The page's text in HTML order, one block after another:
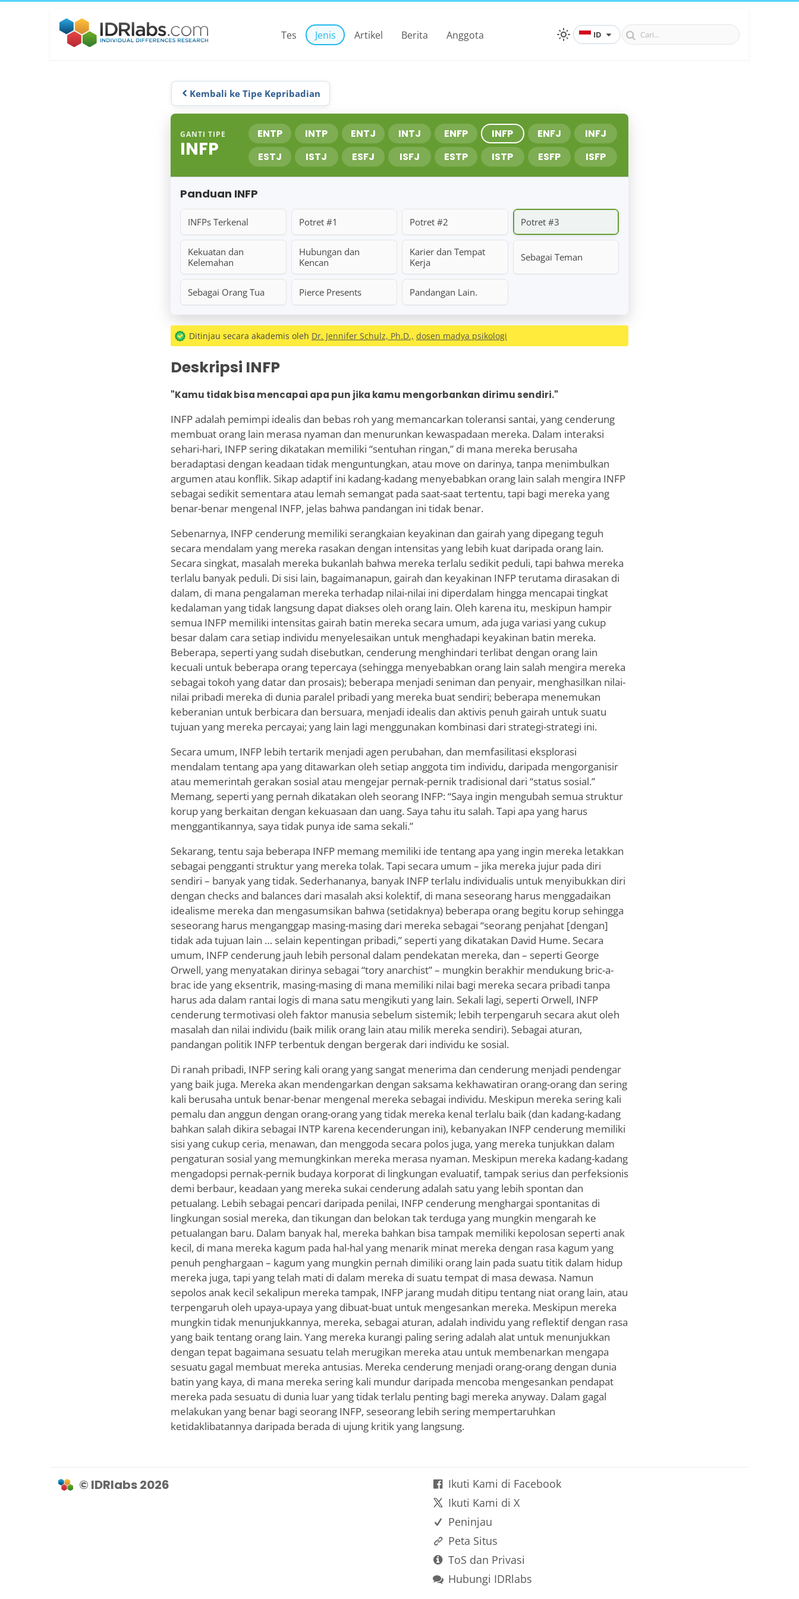
Tes Jenis Artikel Berita Anggota ID
Kembali ke Tipe Kepribadian
GANTI TIPE
INFP
ENTP INTP ENTJ INTJ ENFP INFP ENFJ
INFJ
ESTJ
ISTJ ESFJ ISFJ ESTP ISTP ESFP ISFP
Panduan INFP
INFPs Terkenal Potret #1 Potret #2 Potret #3
Kekuatan dan
Kelemahan
Hubungan dan
Kencan
Karier dan Tempat
Kerja
Sebagai Teman
Sebagai Orang Tua Pierce Presents Pandangan Lain.
Ditinjau secara akademis oleh Dr. Jennifer Schulz, Ph.D., dosen madya psikologi
Deskripsi INFP
"Kamu tidak bisa mencapai apa pun jika kamu mengorbankan dirimu sendiri."
INFP adalah pemimpi idealis dan bebas roh yang memancarkan toleransi santai, yang cenderung
membuat orang lain merasa nyaman dan menurunkan kewaspadaan mereka. Dalam interaksi
sehari-hari, INFP sering dikatakan memiliki “sentuhan ringan,” di mana mereka berusaha
beradaptasi dengan keadaan tidak menguntungkan, atau move on darinya, tanpa menimbulkan
argumen atau konflik. Sikap adaptif ini kadang-kadang menyebabkan orang lain salah mengira INFP
sebagai sedikit sementara atau lemah semangat pada saat-saat tertentu, tapi bagi mereka yang
benar-benar mengenal INFP, jelas bahwa pandangan ini tidak benar.
Sebenarnya, INFP cenderung memiliki serangkaian keyakinan dan gairah yang dipegang teguh
secara mendalam yang mereka rasakan dengan intensitas yang lebih kuat daripada orang lain.
Secara singkat, masalah mereka bukanlah bahwa mereka terlalu sedikit peduli, tapi bahwa mereka
terlalu banyak peduli. Di sisi lain, bagaimanapun, gairah dan keyakinan INFP terutama dirasakan di
dalam, di mana pengalaman mereka terhadap nilai-nilai ini diperdalam hingga mencapai tingkat
kedalaman yang tidak langsung dapat diakses oleh orang lain. Oleh karena itu, meskipun hampir
semua INFP memiliki intensitas gairah batin mereka secara umum, ada juga variasi yang cukup
besar dalam cara setiap individu menyelesaikan untuk menghadapi keyakinan batin mereka.
Beberapa, seperti yang sudah disebutkan, cenderung menghindari terlibat dengan orang lain
kecuali untuk beberapa orang tepercaya (sehingga menyebabkan orang lain salah mengira mereka
sebagai tokoh yang datar dan prosais); beberapa menjadi seniman dan penyair, menghasilkan nilai-
nilai pribadi mereka di dunia paralel pribadi yang mereka buat sendiri; beberapa menemukan
keberanian untuk berbicara dan bersuara, menjadi idealis dan aktivis penuh gairah untuk suatu
tujuan yang mereka percayai; yang lain lagi menggunakan kombinasi dari strategi-strategi ini.
Secara umum, INFP lebih tertarik menjadi agen perubahan, dan memfasilitasi eksplorasi
mendalam tentang apa yang ditawarkan oleh setiap anggota tim individu, daripada mengorganisir
atau memerintah gerakan sosial atau mengejar pernak-pernik tradisional dari “status sosial.”
Memang, seperti yang pernah dikatakan oleh seorang INFP: “Saya ingin mengubah semua struktur
korup yang berkaitan dengan kekuasaan dan uang. Saya tahu itu salah. Tapi apa yang harus
menggantikannya, saya tidak punya ide sama sekali.”
Sekarang, tentu saja beberapa INFP memang memiliki ide tentang apa yang ingin mereka letakkan
sebagai pengganti struktur yang mereka tolak. Tapi secara umum – jika mereka jujur pada diri
sendiri – banyak yang tidak. Sederhananya, banyak INFP terlalu individualis untuk menyibukkan diri
dengan checks and balances dari masalah aksi kolektif, di mana seseorang harus menggadaikan
idealisme mereka dan mengasumsikan bahwa (setidaknya) beberapa orang begitu korup sehingga
seseorang harus menganggap masing-masing dari mereka sebagai “seorang penjahat [dengan]
tidak ada tujuan lain … selain kepentingan pribadi,” seperti yang dikatakan David Hume. Secara
umum, INFP cenderung jauh lebih personal dalam pendekatan mereka, dan – seperti George
Orwell, yang menyatakan dirinya sebagai “tory anarchist” – mungkin berakhir mendukung bric-a-
brac ide yang eksentrik, masing-masing di mana memiliki nilai bagi mereka secara pribadi tanpa
harus ada dalam rantai logis di mana satu mengikuti yang lain. Sekali lagi, seperti Orwell, INFP
cenderung termotivasi oleh faktor manusia sebelum sistemik; lebih terpengaruh secara akut oleh
masalah dan nilai individu (baik milik orang lain atau milik mereka sendiri). Sebagai aturan,
pandangan politik INFP terbentuk dengan bergerak dari individu ke sosial.
Di ranah pribadi, INFP sering kali orang yang sangat menerima dan cenderung menjadi pendengar
yang baik juga. Mereka akan mendengarkan dengan saksama kekhawatiran orang-orang dan sering
kali berusaha untuk benar-benar mengenal mereka sebagai individu. Meskipun mereka sering kali
pemalu dan anggun dengan orang-orang yang tidak mereka kenal terlalu baik (dan kadang-kadang
bahkan salah dikira sebagai INTP karena kecenderungan ini), kebanyakan INFP cenderung memiliki
sisi yang cukup ceria, menawan, dan menggoda secara polos juga, yang mereka tunjukkan dalam
pengaturan sosial yang memungkinkan mereka merasa nyaman. Meskipun mereka kadang-kadang
mengadopsi pernak-pernik budaya korporat di lingkungan evaluatif, tampak serius dan perfeksionis
demi berbaur, keadaan yang mereka sukai cenderung adalah satu yang lebih spontan dan
petualang. Lebih sebagai pencari daripada penilai, INFP cenderung menghargai spontanitas di
lingkungan sosial mereka, dan tikungan dan belokan tak terduga yang mungkin mengarah ke
petualangan baru. Dalam banyak hal, mereka bahkan bisa tampak memiliki kepolosan seperti anak
kecil, di mana mereka kagum pada hal-hal yang menarik minat mereka dengan rasa kagum yang
penuh penghargaan – kagum yang mungkin pernah dimiliki orang lain pada suatu titik dalam hidup
mereka juga, tapi yang telah mati di dalam mereka di suatu tempat di masa dewasa. Namun
sepolos anak kecil sekalipun mereka tampak, INFP jarang mudah ditipu tentang niat orang lain, atau
terpengaruh oleh upaya-upaya yang dibuat-buat untuk mengesankan mereka. Meskipun mereka
mungkin tidak menunjukkannya, mereka, sebagai aturan, adalah individu yang reflektif dengan rasa
yang baik tentang orang lain. Yang mereka kurangi paling sering adalah alat untuk menunjukkan
dengan tepat bagaimana sesuatu telah merugikan mereka atau untuk membenarkan mengapa
sesuatu gagal membuat mereka antusias. Mereka cenderung menjadi orang-orang dengan dunia
batin yang kaya, di mana mereka sering kali mundur daripada mencoba mengesankan pendapat
mereka pada sesuatu di dunia luar yang tidak terlalu penting bagi mereka anyway. Dalam gagal
melakukan yang benar bagi seorang INFP, seseorang lebih sering mempertaruhkan
ketidaklibatannya daripada berada di ujung kritik yang langsung.
© IDRlabs 2026
Ikuti Kami di Facebook
Ikuti Kami di X
Peninjau
Peta Situs
ToS dan Privasi
Hubungi IDRlabs